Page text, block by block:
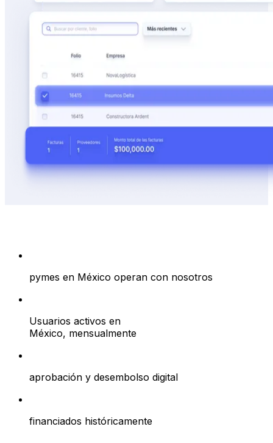
pymes en México operan con nosotros
Usuarios activos en
México, mensualmente
aprobación y desembolso digital
financiados históricamente